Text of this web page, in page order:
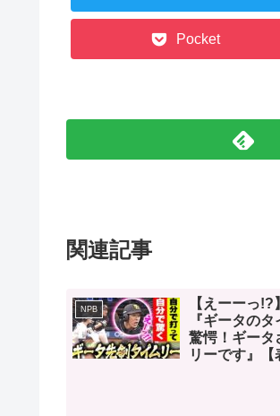
Pocket
関連記事
NPB
【えーーっ
『ギータの
驚愕！ギータ
リーです』【